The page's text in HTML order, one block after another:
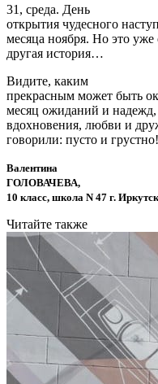
31, среда. День
открытия чудесного
месяца ноября. Но это уже
другая история…
Видите, каким
прекрасным может быть
месяц ожиданий и надежд,
вдохновения, любви и
говорили: пусто и
Валентина
ГОЛОВАЧЕВА,
10 класс, школа N 47 г.
Читайте также